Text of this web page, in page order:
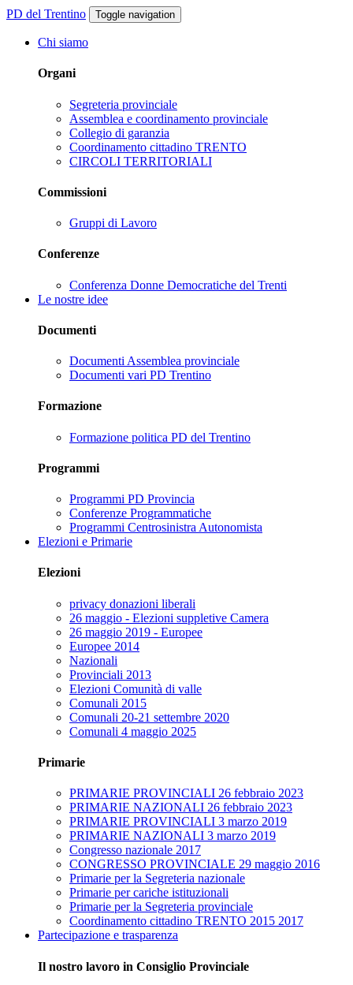
PD del Trentino Toggle navigation
Chi siamo
Organi
Segreteria provinciale
Assemblea e coordinamento provinciale
Collegio di garanzia
Coordinamento cittadino TRENTO
CIRCOLI TERRITORIALI
Commissioni
Gruppi di Lavoro
Conferenze
Conferenza Donne Democratiche del Trenti
Le nostre idee
Documenti
Documenti Assemblea provinciale
Documenti vari PD Trentino
Formazione
Formazione politica PD del Trentino
Programmi
Programmi PD Provincia
Conferenze Programmatiche
Programmi Centrosinistra Autonomista
Elezioni e Primarie
Elezioni
privacy donazioni liberali
26 maggio - Elezioni suppletive Camera
26 maggio 2019 - Europee
Europee 2014
Nazionali
Provinciali 2013
Elezioni Comunità di valle
Comunali 2015
Comunali 20-21 settembre 2020
Comunali 4 maggio 2025
Primarie
PRIMARIE PROVINCIALI 26 febbraio 2023
PRIMARIE NAZIONALI 26 febbraio 2023
PRIMARIE PROVINCIALI 3 marzo 2019
PRIMARIE NAZIONALI 3 marzo 2019
Congresso nazionale 2017
CONGRESSO PROVINCIALE 29 maggio 2016
Primarie per la Segreteria nazionale
Primarie per cariche istituzionali
Primarie per la Segreteria provinciale
Coordinamento cittadino TRENTO 2015 2017
Partecipazione e trasparenza
Il nostro lavoro in Consiglio Provinciale